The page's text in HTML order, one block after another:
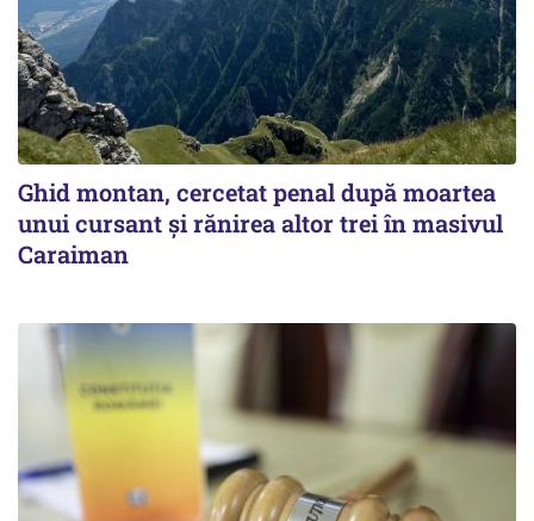
Ghid montan, cercetat penal după moartea
unui cursant și rănirea altor trei în masivul
Caraiman